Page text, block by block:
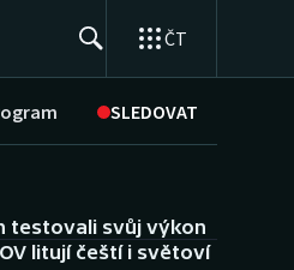
ČT
SLEDOVAT
testovali svůj výkon
litují čeští i světoví